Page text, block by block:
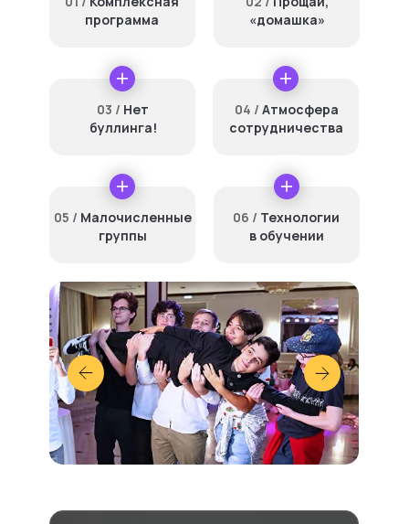
программа
«домашка»
03 / Нет
буллинга!
04 / Атмосфера
сотрудничества
05 / Малочисленные
группы
06 / Технологии
в обучении